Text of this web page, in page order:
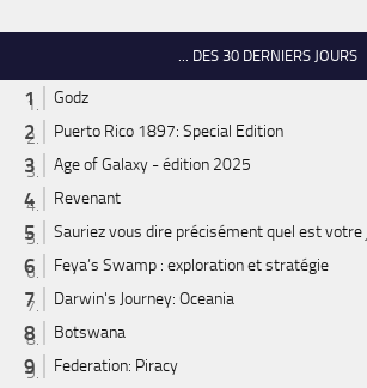
... DES 30 DERNIERS JOURS
Godz
Puerto Rico 1897: Special Edition
Age of Galaxy - édition 2025
Revenant
Sauriez vous dire précisément quel est votre
Feya’s Swamp : exploration et stratégie
Darwin's Journey: Oceania
Botswana
Federation: Piracy